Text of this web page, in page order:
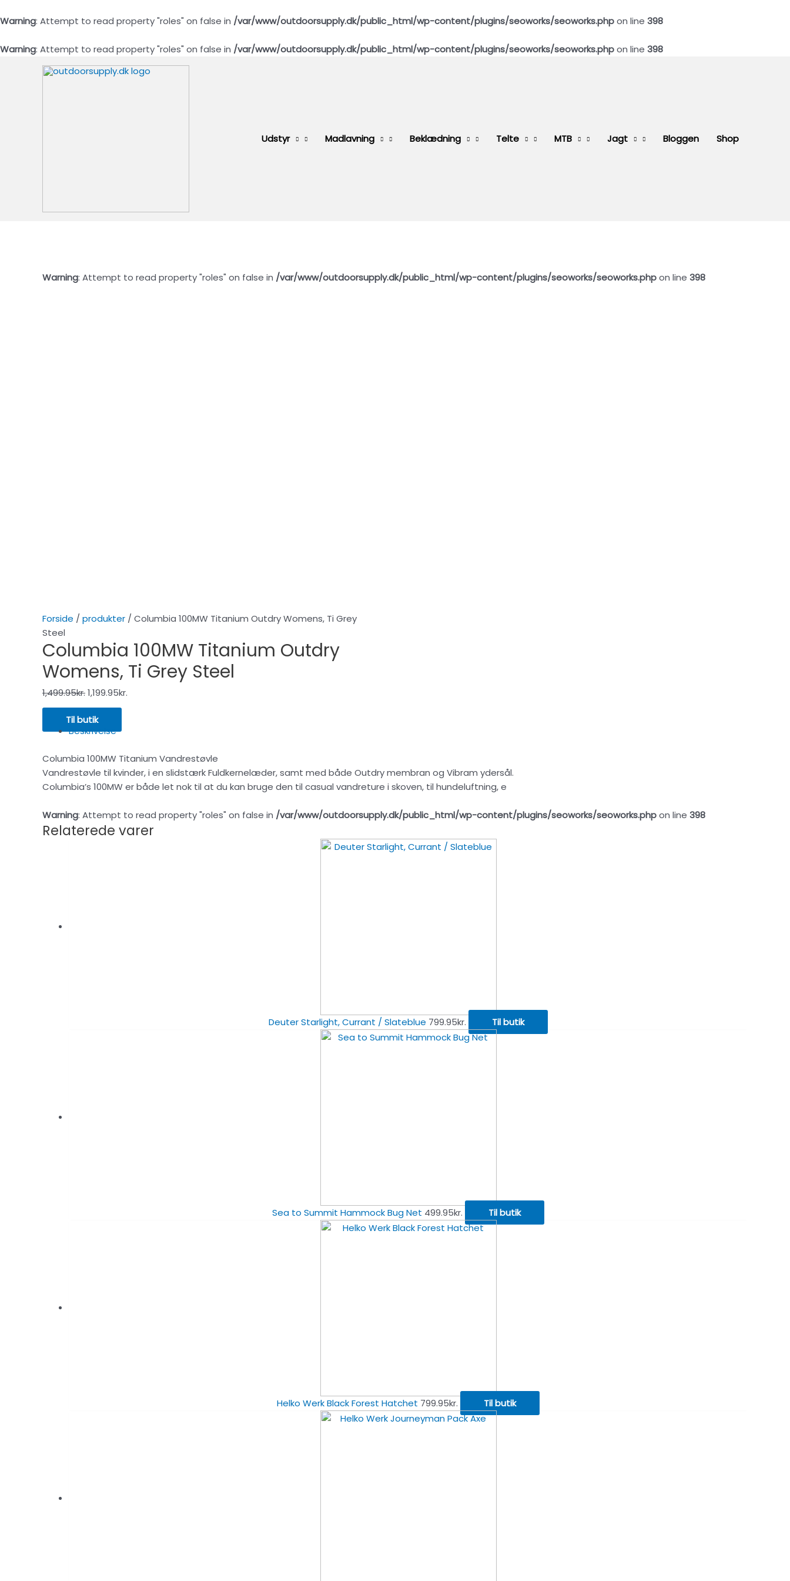
Warning: Attempt to read property "roles" on false in /var/www/outdoorsupply.dk/public_html/wp-content/plugins/seoworks/seoworks.phpon line 398
Warning: Attempt to read property "roles" on false in /var/www/outdoorsupply.dk/public_html/wp-content/plugins/seoworks/seoworks.phpon line 398
Udstyr Madlavning Beklædning Telte MTB Jagt Bloggen Shop
Warning: Attempt to read property "roles" on false in /var/www/outdoorsupply.dk/public_html/wp-content/plugins/seoworks/seoworks.phpon line 398
Forside / produkter / Columbia 100MW Titanium Outdry Womens, Ti Grey
Steel
Columbia 100MW Titanium Outdry
Womens, Ti Grey Steel
1,499.95kr.1,199.95kr.
Til butik
Beskrivelse
Columbia 100MW Titanium Vandrestøvle
Vandrestøvle til kvinder, i en slidstærk Fuldkernelæder, samt med både Outdry membran og Vibram ydersål.
Columbia’s 100MW er både let nok til at du kan bruge den til casual vandreture i skoven, til hundeluftning, e
Warning: Attempt to read property "roles" on false in /var/www/outdoorsupply.dk/public_html/wp-content/plugins/seoworks/seoworks.phpon line 398
Relaterede varer
Deuter Starlight, Currant / Slateblue 799.95kr. Til butik
Sea to Summit Hammock Bug Net 499.95kr. Til butik
Helko Werk Black Forest Hatchet 799.95kr. Til butik